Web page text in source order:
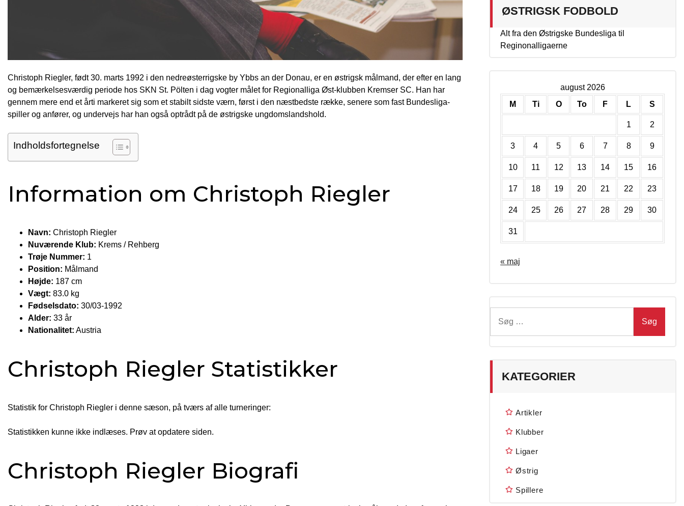
Christoph Riegler, født 30. marts 1992 i den nedreøsterrigske by Ybbs an der Donau, er en østrigsk målmand, der efter en lang
og bemærkelsesværdig periode hos SKN St. Pölten i dag vogter målet for Regionalliga Øst-klubben Kremser SC. Han har
gennem mere end et årti markeret sig som et stabilt sidste værn, først i den næstbedste række, senere som fast Bundesliga-
spiller og anfører, og undervejs har han også optrådt på de østrigske ungdomslandshold.
Indholdsfortegnelse
Information om Christoph Riegler
Navn: Christoph Riegler
Nuværende Klub: Krems / Rehberg
Trøje Nummer: 1
Position: Målmand
Højde: 187 cm
Vægt: 83.0 kg
Fødselsdato: 30/03-1992
Alder: 33 år
Nationalitet: Austria
Christoph Riegler Statistikker
Statistik for Christoph Riegler i denne sæson, på tværs af alle turneringer:
Statistikken kunne ikke indlæses. Prøv at opdatere siden.
Christoph Riegler Biografi
ØSTRIGSK FODBOLD
Alt fra den Østrigske Bundesliga til
Reginonalligaerne
august 2026
M
Ti O To F L S
1 2
3 4 5 6 7 8 9
10 11 12 13 14 15 16
17 18 19 20 21 22 23
24 25 26 27 28 29 30
31
« maj
efter:
KATEGORIER
Artikler
Klubber
Ligaer
Østrig
Spillere